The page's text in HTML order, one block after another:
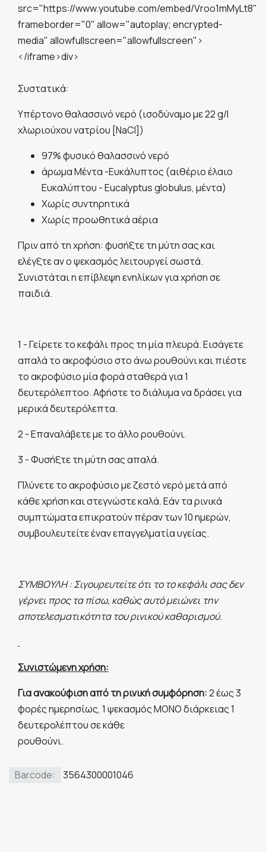
src="https://www.youtube.com/embed/Vroo1mMyLt8"
frameborder="0" allow="autoplay; encrypted-
media" allowfullscreen="allowfullscreen">
</iframe>div>
Συστατικά:
Υπέρτονο θαλασσινό νερό (ισοδύναμο με 22 g/l
χλωριούχου νατρίου [NaCl])
97% φυσικό θαλασσινό νερό
άρωμα Μέντα -Ευκάλυπτος (αιθέριο έλαιο
Ευκαλύπτου - Eucalyptus globulus, μέντα)
Χωρίς συντηρητικά
Χωρίς προωθητικά αέρια
Πριν από τη χρήση: φυσήξτε τη μύτη σας και
ελέγξτε αν ο ψεκασμός λειτουργεί σωστά.
Συνιστάται η επίβλεψη ενηλίκων για χρήση σε
παιδιά.
1 - Γείρετε το κεφάλι προς τη μία πλευρά. Εισάγετε
απαλά το ακροφύσιο στο άνω ρουθούνι και πιέστε
το ακροφύσιο μία φορά σταθερά για 1
δευτερόλεπτοo. Αφήστε το διάλυμα να δράσει για
μερικά δευτερόλεπτα.
2 - Επαναλάβετε με το άλλο ρουθούνι.
3 - Φυσήξτε τη μύτη σας απαλά.
Πλύνετε το ακροφύσιο με ζεστό νερό μετά από
κάθε χρήση και στεγνώστε καλά. Εάν τα ρινικά
συμπτώματα επικρατούν πέραν των 10 ημερών,
συμβουλευτείτε έναν επαγγελματία υγείας.
ΣΥΜΒΟΥΛΗ : Σιγουρευτείτε ότι το το κεφάλι σας δεν
γέρνει προς τα πίσω, καθώς αυτό μειώνει την
αποτελεσματικότητα του ρινικού καθαρισμού.
Συνιστώμενη χρήση:
Για ανακούφιση από τη ρινική συμφόρηση:2 έως 3
φορές ημερησίως, 1 ψεκασμός ΜΟΝΟ διάρκειας 1
δευτερολέπτου σε κάθε
ρουθούνι.
Barcode: 3564300001046